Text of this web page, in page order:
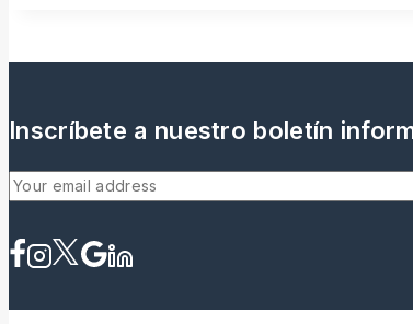
Inscríbete a nuestro boletín